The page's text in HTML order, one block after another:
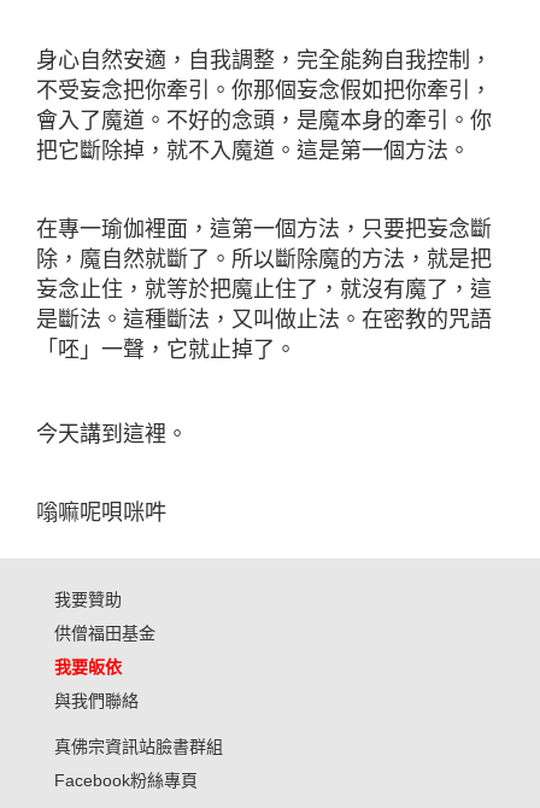
身心自然安適，自我調整，完全能夠自我控制，
不受妄念把你牽引。你那個妄念假如把你牽引，
會入了魔道。不好的念頭，是魔本身的牽引。你
把它斷除掉，就不入魔道。這是第一個方法。
在專一瑜伽裡面，這第一個方法，只要把妄念斷
除，魔自然就斷了。所以斷除魔的方法，就是把
妄念止住，就等於把魔止住了，就沒有魔了，這
是斷法。這種斷法，又叫做止法。在密教的咒語
「呸」一聲，它就止掉了。
今天講到這裡。
嗡嘛呢唄咪吽
我要贊助
供僧福田基金
我要皈依
與我們聯絡
真佛宗資訊站臉書群組
Facebook粉絲專頁